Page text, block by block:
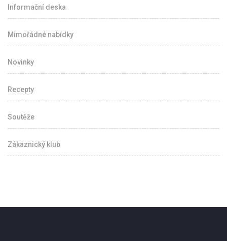
Informační deska
Mimořádné nabídky
Novinky
Recepty
Soutěže
Zákaznický klub